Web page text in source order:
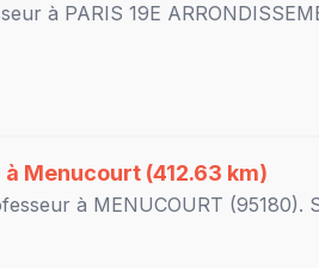
à PARIS 19E
à Menucourt (412.63 km)
à MENUCOURT (95180).